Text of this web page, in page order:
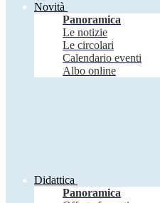
Novità
Panoramica
Le notizie
Le circolari
Calendario eventi
Albo online
Didattica
Panoramica